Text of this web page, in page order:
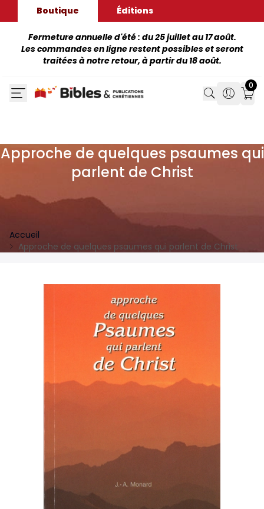
Boutique Éditions
Fermeture annuelle d'été : du 25 juillet au 17 août.
Les commandes en ligne restent possibles et seront
traitées à notre retour, à partir du 18 août.
Search
Search
0
Approche de quelques psaumes qui
parlent de Christ
Accueil
Approche de quelques psaumes qui parlent de Christ